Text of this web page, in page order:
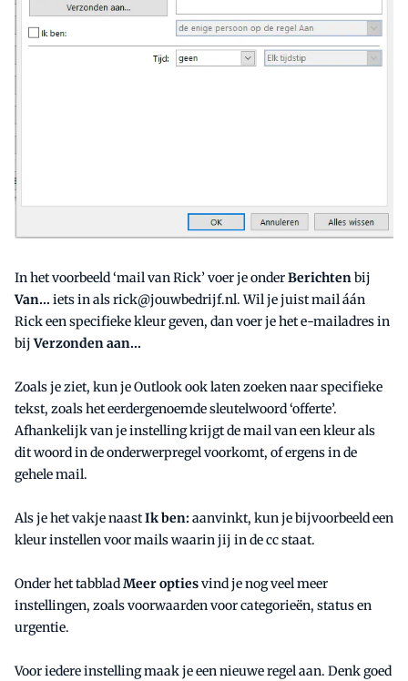
In het voorbeeld ‘mail van Rick’ voer je onderBerichtenbij
Van... iets in als rick@jouwbedrijf.nl. Wil je juist mail áán
Rick een specifieke kleur geven, dan voer je het e-mailadres in
bijVerzonden aan...
Zoals je ziet, kun je Outlook ook laten zoeken naar specifieke
tekst, zoals het eerdergenoemde sleutelwoord ‘offerte’.
Afhankelijk van je instelling krijgt de mail van een kleur als
dit woord in de onderwerpregel voorkomt, of ergens in de
gehele mail.
Als je het vakje naastIk ben:aanvinkt, kun je bijvoorbeeld een
kleur instellen voor mails waarin jij in de cc staat.
Onder het tabbladMeer optiesvind je nog veel meer
instellingen, zoals voorwaarden voor categorieën, status en
urgentie.
Voor iedere instelling maak je een nieuwe regel aan. Denk goed